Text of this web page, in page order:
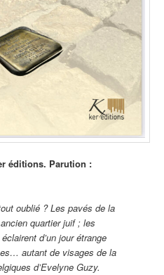
éditions. Parution :
oublié ? Les pavés de la
quartier juif ; les
d’un jour étrange
autant de visages de la
d’Evelyne Guzy.